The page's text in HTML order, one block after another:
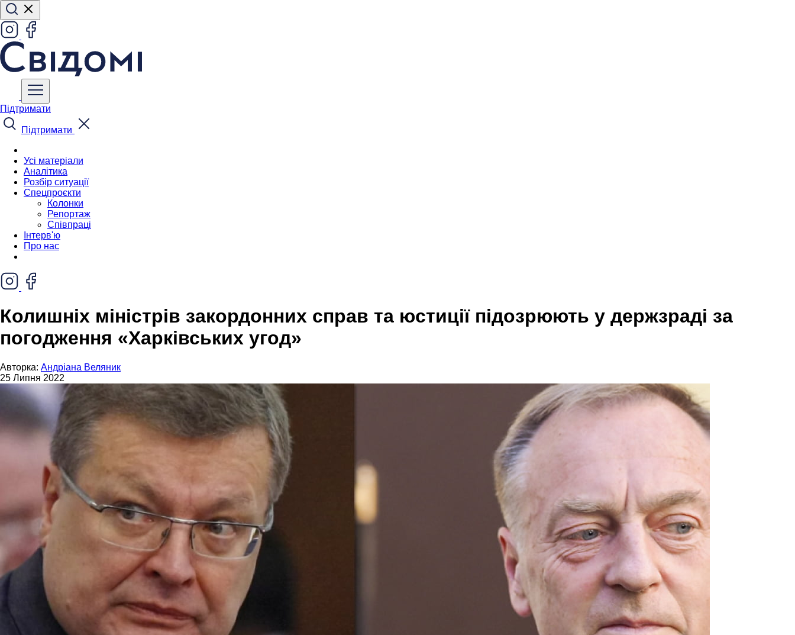
Підтримати
Підтримати
Усі матеріали
Аналітика
Розбір ситуації
Спецпроєкти
Колонки
Репортаж
Співпраці
Інтерв'ю
Про нас
Колишніх міністрів закордонних справ та юстиції підозрюють у держзраді за
погодження «Харківських угод»
Авторка: Андріана Веляник
25 Липня 2022